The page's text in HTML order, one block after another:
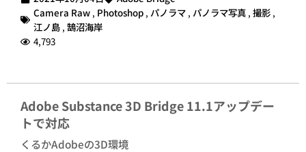
Camera Raw , Photoshop , パノラマ , パノラマ写真 , 撮影 ,
江ノ島 , 鵠沼海岸
4,793
Adobe Substance 3D Bridge 11.1アップデー
トで対応
くるかAdobeの3D環境